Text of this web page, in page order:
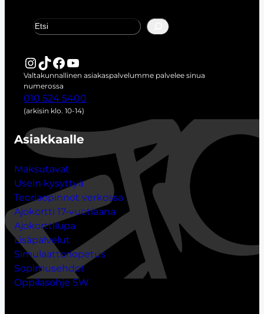
InstagramTikTok Facebook YouTube
Valtakunnallinen asiakaspalvelumme palvelee sinua
numerossa
010 524 5400
(arkisin klo. 10-14)
Asiakkaalle
Maksutavat
Usein kysyttyä
Teoriaopinnot verkossa
Ajokortti 17-vuotiaana
Ajokorttilupa
Lisäpalvelut
Simulaattoriopetus
Sopimusehdot
Oppilasohje SW